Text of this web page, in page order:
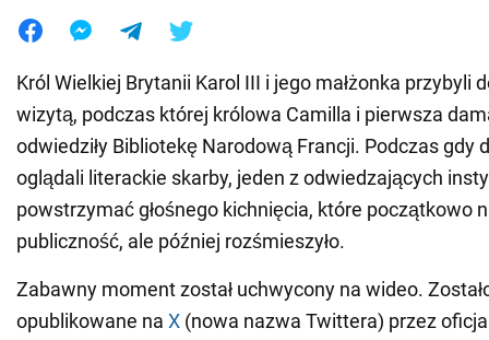
Król Wielkiej Brytanii Karol III i jego małżonka przybyli
wizytą, podczas której królowa Camilla i pierwsza
odwiedziły Bibliotekę Narodową Francji. Podczas gdy
oglądali literackie skarby, jeden z odwiedzających
powstrzymać głośnego kichnięcia, które początkowo
publiczność, ale później rozśmieszyło.
Zabawny moment został uchwycony na wideo.
opublikowane na X (nowa nazwa Twittera) przez